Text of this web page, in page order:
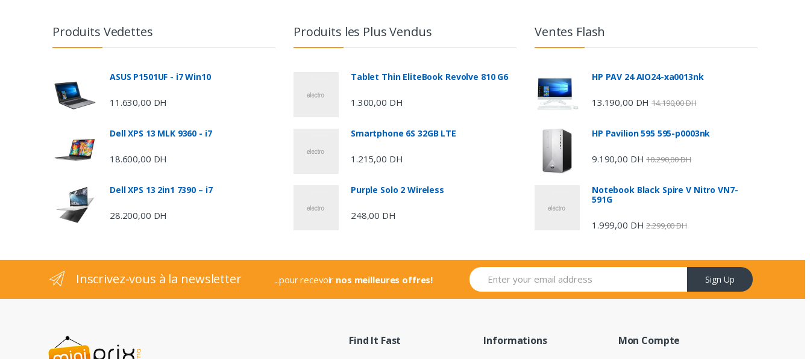
e
Produits Vedettes
ASUS P1501UF - i7 Win10
11.630,00 DH
Dell XPS 13 MLK 9360 - i7
18.600,00 DH
Dell XPS 13 2in1 7390 – i7
28.200,00 DH
Produits les Plus Vendus
Tablet Thin EliteBook Revolve 810 G6
1.300,00 DH
Smartphone 6S 32GB LTE
1.215,00 DH
Purple Solo 2 Wireless
248,00 DH
Ventes Flash
HP PAV 24 AIO24-xa0013nk
13.190,00 DH 14.190,00DH
HP Pavilion 595 595-p0003nk
9.190,00 DH 10.290,00DH
Notebook Black Spire V Nitro VN7-
591G
1.999,00 DH 2.299,00DH
Inscrivez-vous à la newsletter ...pour recevoir nos meilleures offres! Sign Up
Find It Fast Informations Mon Compte